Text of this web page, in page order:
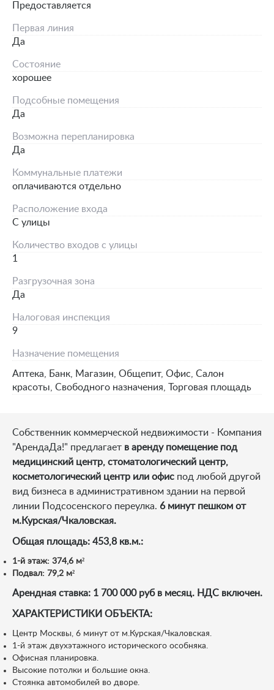
Предоставляется
Первая линия
Да
Состояние
хорошее
Подсобные помещения
Да
Возможна перепланировка
Да
Коммунальные платежи
оплачиваются отдельно
Расположение входа
С улицы
Количество входов с улицы
1
Разгрузочная зона
Да
Налоговая инспекция
9
Назначение помещения
Аптека, Банк, Магазин, Общепит, Офис, Салон
красоты, Свободного назначения, Торговая площадь
Собственник коммерческой недвижимости - Компания
"АрендаДа!" предлагает в аренду помещение под
медицинский центр, стоматологический центр,
косметологический центр или офис под любой другой
вид бизнеса в административном здании на первой
линии Подсосенского переулка. 6 минут пешком от
м.Курская/Чкаловская.
Общая площадь: 453,8 кв.м.:
1-й этаж: 374,6 м²
Подвал: 79,2 м²
Арендная ставка: 1 700 000 руб в месяц. НДС включен.
ХАРАКТЕРИСТИКИ ОБЪЕКТА:
Центр Москвы, 6 минут от м.Курская/Чкаловская.
1-й этаж двухэтажного исторического особняка.
Офисная планировка.
Высокие потолки и большие окна.
Стоянка автомобилей во дворе.